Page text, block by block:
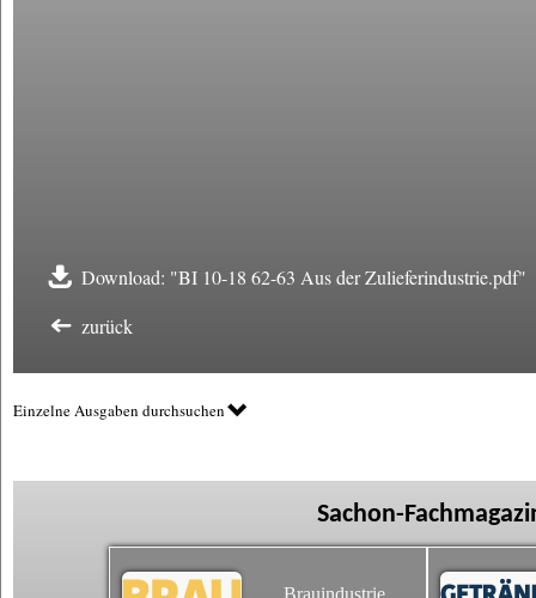
Download: "BI 10-18 62-63 Aus der Zulieferindustrie.pdf"
zurück
Einzelne Ausgaben durchsuchen
Sachon-
Brauindustrie